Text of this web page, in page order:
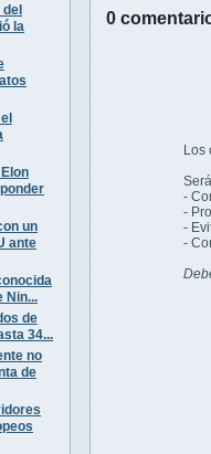
del
la
un
ante
Nin...
de
34...
no
de
0
Los
-
-
-
-